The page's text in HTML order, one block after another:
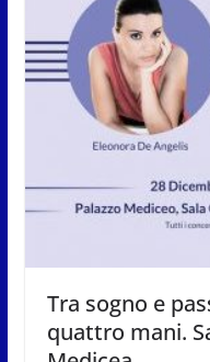
Tra sogno e
quattro mani.